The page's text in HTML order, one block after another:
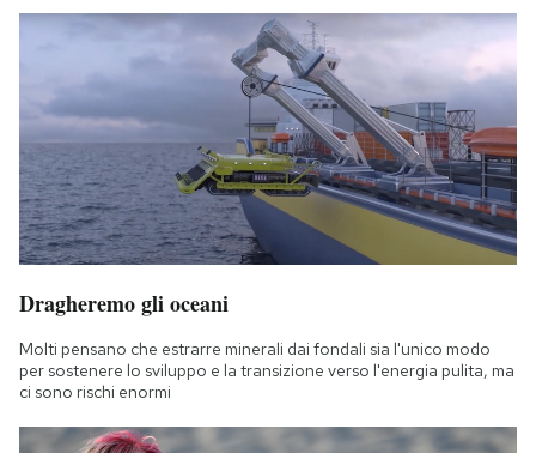
Dragheremo gli oceani
Molti pensano che estrarre minerali dai fondali sia l'unico modo
per sostenere lo sviluppo e la transizione verso l'energia pulita, ma
ci sono rischi enormi